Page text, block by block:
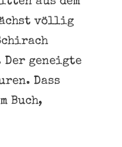
völlig
geneigte
Dass
Buch,